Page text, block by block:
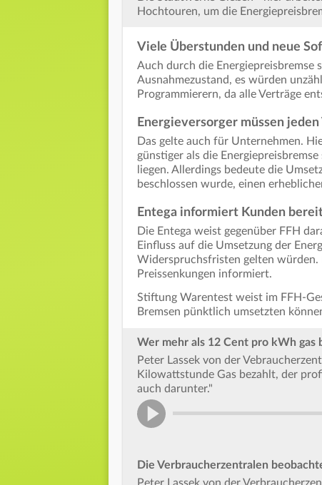
Hochtouren, um die
Viele Überstunden und neue
Auch durch die Energiepreisbremse
Ausnahmezustand, es würden
Programmierern, da alle Verträge
Energieversorger müssen
Das gelte auch für Unternehmen.
günstiger als die
liegen. Allerdings bedeute die
beschlossen wurde, einen
Entega informiert Kunden
Die Entega weist gegenüber FFH
Einfluss auf die Umsetzung der
Widerspruchsfristen gelten würden.
Preissenkungen informiert.
Stiftung Warentest weist im FFH-
Bremsen pünktlich umsetzten
Wer mehr als 12 Cent pro kWh
Peter Lassek von der
Kilowattstunde Gas bezahlt, der
auch darunter."
Die Verbraucherzentralen